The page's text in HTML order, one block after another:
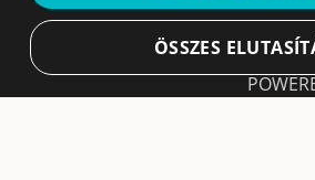
Ne hagyd ki a lehetőséget, hogy
legfontosabb üzleti információkkal! A
ÖSSZES